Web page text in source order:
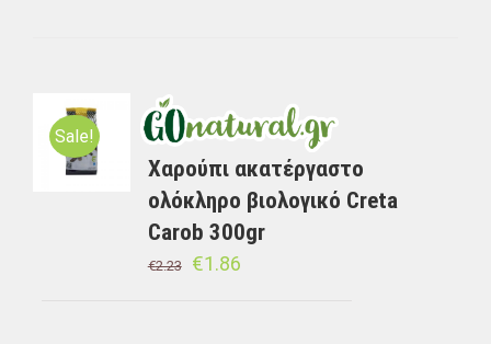
Sale!
Χαρούπι ακατέργαστο
ολόκληρο βιολογικό Creta
Carob 300gr
€2.23 €1.86